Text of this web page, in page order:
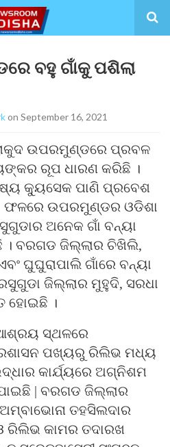
ବହୁ ଗାଁକୁ ପଶିଲା
on September 16, 2021
ଉପରମୁଣ୍ଡରେ ପ୍ରବଳ
ରୂପ ଧାରଣ କରିଛି ।
କ୍ୟୁସେକ ପାଣି ପ୍ରବେଶ
ଫଳରେ ଉପରମୁଣ୍ଡର ଓଡିଶା
ଅନେକ ଗାଁ ବନ୍ୟା
। ବରଗଡ ଜିଲ୍ଲାର ଚିଖିଲି,
ଘୁଘୁରାପାଲି ଗାଁରେ ବନ୍ୟା
ଜିଲ୍ଲାର ମୁହୁଦି, ସରଧା
ହୋଇଛି ।
ସ୍ଥଳରେ
ପଖ୍ୟରୁ ରିଲିଭ ମଧ୍ୟ
କାର୍ଯ୍ୟରେ ଅଗ୍ନିଶମ
| ବରଗଡ ଜିଲ୍ଲାର
ତହସିଲଦାର
ରିଲିଭ କାମର ତଦାରଖ